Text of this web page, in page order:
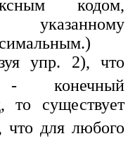
кодом,
указанному
упр. 2), что
то существует
что для любого